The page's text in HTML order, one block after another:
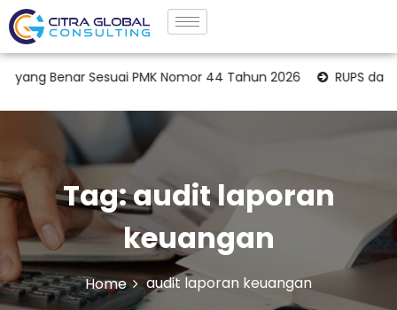
Benar Sesuai PMK Nomor 44 Tahun 2026 RUPS dan
Tag:audit laporan
keuangan
Home audit laporan keuangan